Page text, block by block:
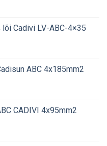
Cadivi LV-ABC-4×35
ABC 4x185mm2
CADIVI 4x95mm2